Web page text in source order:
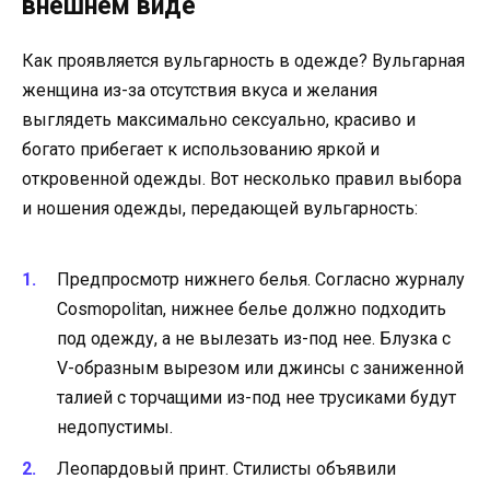
Как проявляется вульгарность в одежде? Вульгарная
женщина из-за отсутствия вкуса и желания
выглядеть максимально сексуально, красиво и
богато прибегает к использованию яркой и
откровенной одежды. Вот несколько правил выбора
и ношения одежды, передающей вульгарность:
Предпросмотр нижнего белья. Согласно журналу
Cosmopolitan, нижнее белье должно подходить
под одежду, а не вылезать из-под нее. Блузка с
V-образным вырезом или джинсы с заниженной
талией с торчащими из-под нее трусиками будут
недопустимы.
Леопардовый принт. Стилисты объявили